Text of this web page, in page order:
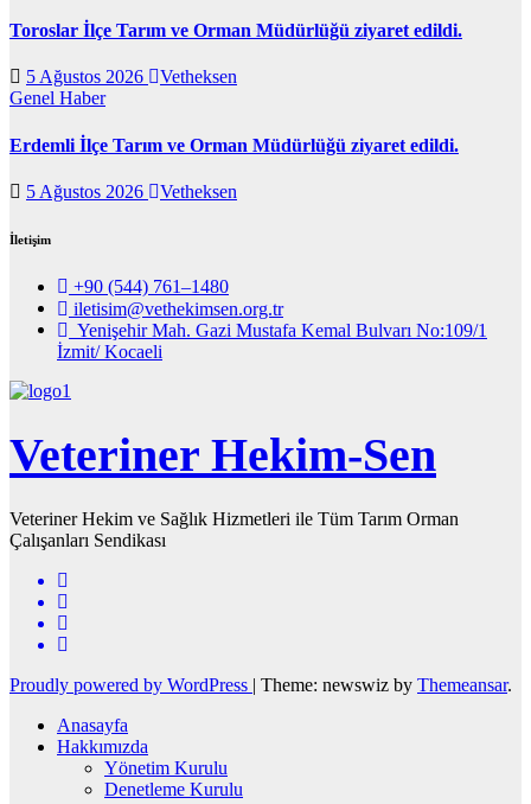
Toroslar İlçe Tarım ve Orman Müdürlüğü ziyaret edildi.
5 Ağustos 2026
Vetheksen
Genel Haber
Erdemli İlçe Tarım ve Orman Müdürlüğü ziyaret edildi.
5 Ağustos 2026 Vetheksen
İletişim
+90 (544) 761–1480
iletisim@vethekimsen.org.tr
Yenişehir Mah. Gazi Mustafa Kemal Bulvarı No:109/1
İzmit/ Kocaeli
Veteriner Hekim-Sen
Veteriner Hekim ve Sağlık Hizmetleri ile Tüm Tarım Orman
Çalışanları Sendikası
Proudly powered by WordPress | Theme: newswiz by Themeansar.
Anasayfa
Hakkımızda
Yönetim Kurulu
Denetleme Kurulu